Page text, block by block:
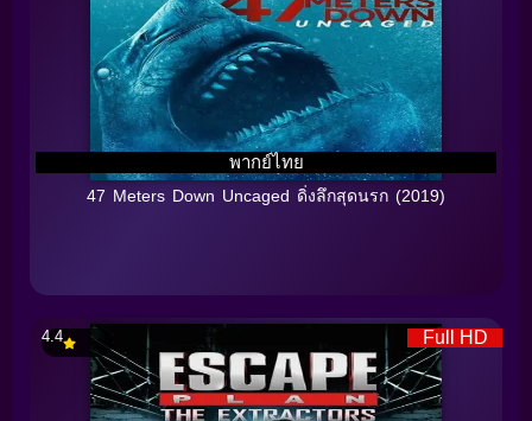
พากย์ไทย
47 Meters Down Uncaged ดิ่งลึกสุดนรก (2019)
Full HD
4.4